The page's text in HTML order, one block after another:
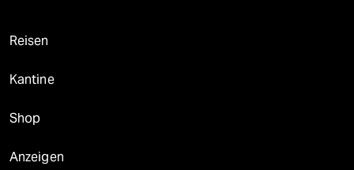
Reisen
Kantine
Shop
Anzeigen